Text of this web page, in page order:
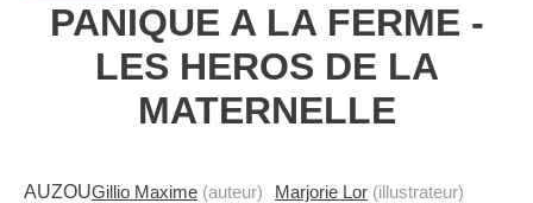
PANIQUE A LA FERME -
LES HEROS DE LA
MATERNELLE
AUZOUGillio Maxime (auteur) Marjorie Lor (illustrateur)